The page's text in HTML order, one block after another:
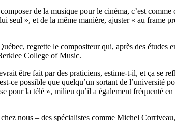
de la musique pour le cinéma, c’est
», et de la même manière, ajuster « au frame
regrette le compositeur qui, après des
College of Music.
être fait par des praticiens, estime-t-il, et ça se
ce possible que quelqu’un sortant de l’université
pour la télé », milieu qu’il a également fréquenté
nous – des spécialistes comme Michel